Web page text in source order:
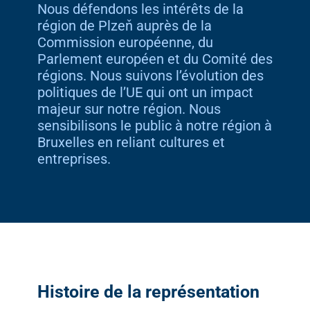
Nous défendons les intérêts de la
région de Plzeň auprès de la
Commission européenne, du
Parlement européen et du Comité des
régions. Nous suivons l’évolution des
politiques de l’UE qui ont un impact
majeur sur notre région. Nous
sensibilisons le public à notre région à
Bruxelles en reliant cultures et
entreprises.
Histoire de la représentation